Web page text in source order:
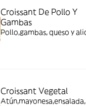
Croissant De Pollo Y
Gambas
Pollo,gambas, queso y
Croissant Vegetal